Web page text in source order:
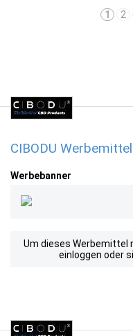
1 2
CIBODU
Werbebanner
Um dieses Werbemittel
einloggen oder